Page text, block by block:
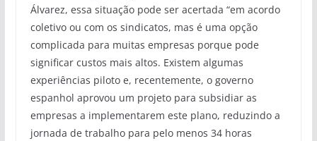
Álvarez, essa situação pode ser acertada “em acordo
coletivo ou com os sindicatos, mas é uma opção
complicada para muitas empresas porque pode
significar custos mais altos. Existem algumas
experiências piloto e, recentemente, o governo
espanhol aprovou um projeto para subsidiar as
empresas a implementarem este plano, reduzindo a
jornada de trabalho para pelo menos 34 horas